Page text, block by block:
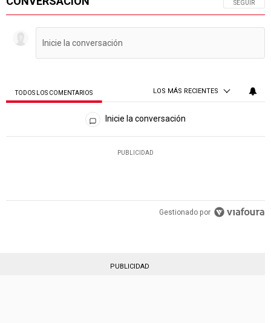
SIGA ESTA
SEGUIR
TODOS LOS COMENTARIOS LOS MÁS RECIENTES
Todos los comentarios
Inicie la conversación
PUBLICIDAD
Gestionado por
PUBLICIDAD